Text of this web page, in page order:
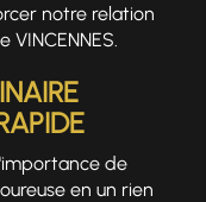
notre relation
de
en un rien